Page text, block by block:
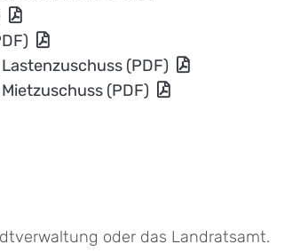
(PDF)
(PDF)
oder das Landratsamt.